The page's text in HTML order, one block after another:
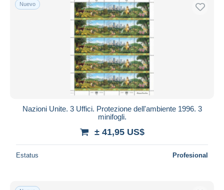
Nuevo
Nazioni Unite. 3 Uffici. Protezione dell'ambiente 1996. 3
minifogli.
± 41,95 US$
Estatus Profesional